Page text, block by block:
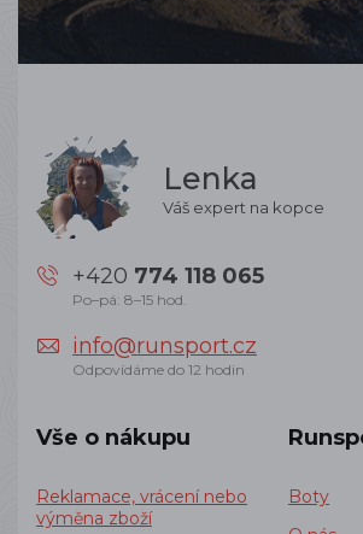
Lenka
Váš expert na kopce
+420 774 118 065
Po–pá: 8–15 hod.
info@runsport.cz
Odpovídáme do 12 hodin
Vše o nákupu
Reklamace, vrácení nebo
výměna zboží
Boty